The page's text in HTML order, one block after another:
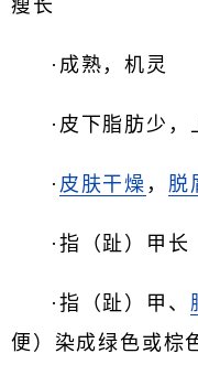
瘦长
·成熟，机灵
·皮下脂肪少
· 皮肤干燥 ， 脱
·指（趾）甲长
·指（趾）甲、
便）染成绿色或棕